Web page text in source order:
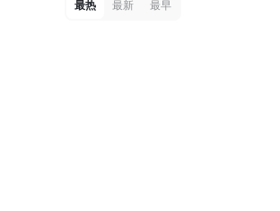
最热 最新 最早